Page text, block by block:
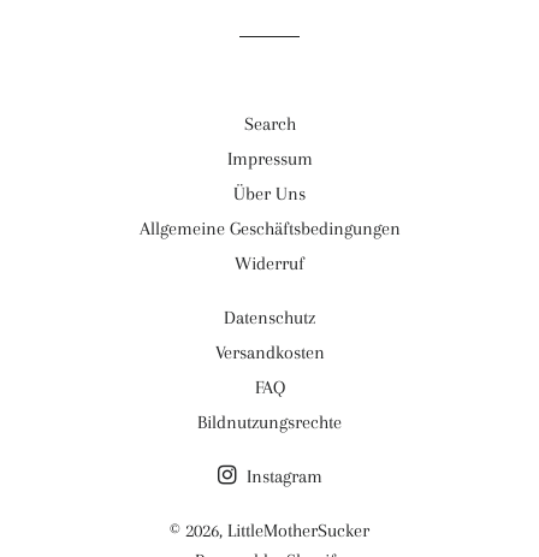
Search
Impressum
Über Uns
Allgemeine Geschäftsbedingungen
Widerruf
Datenschutz
Versandkosten
FAQ
Bildnutzungsrechte
Instagram
© 2026, LittleMotherSucker